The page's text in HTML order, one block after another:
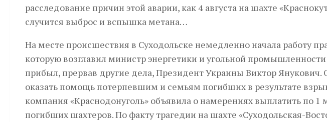
расследование причин этой аварии, как 4 августа на шахте
случится выброс и вспышка метана…
На месте происшествия в Суходольске немедленно начала работу
которую возглавил министр энергетики и угольной
прибыл, прервав другие дела, Президент Украины Виктор
оказать помощь потерпевшим и семьям погибших в результате
компания «Краснодонуголь» объявила о намерениях выплатить по
погибших шахтеров. По факту трагедии на шахте «Суходольская-